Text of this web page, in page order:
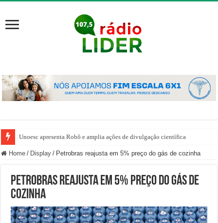
Unoesc apresenta Robô e amplia ações de divulgação científica
Home / Display / Petrobras reajusta em 5% preço do gás de cozinha
Petrobras reajusta em 5% preço do gás de
cozinha